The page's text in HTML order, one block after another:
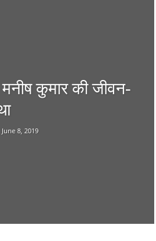
मनीष कुमार की जीवन-
June 8, 2019